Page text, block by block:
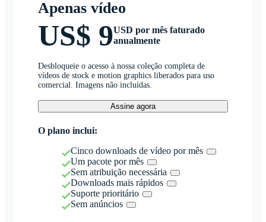
Apenas vídeo
US$ 9USD por mês faturado
anualmente
Desbloqueie o acesso à nossa coleção completa de
vídeos de stock e motion graphics liberados para uso
comercial. Imagens não incluídas.
Assine agora
O plano inclui:
Cinco downloads de vídeo por mês
Um pacote por mês
Sem atribuição necessária
Downloads mais rápidos
Suporte prioritário
Sem anúncios